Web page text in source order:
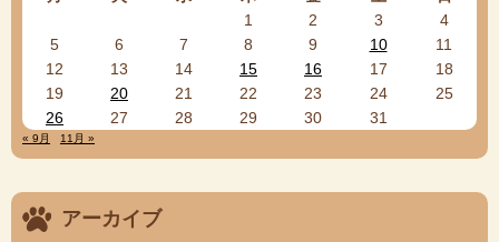
1
2 3
4
5
6 7 8 9 10
11
12
13 14 15 16 17
18
19
20 21 22 23 24
25
26
27 28 29 30 31
« 9月 11月 »
アーカイブ